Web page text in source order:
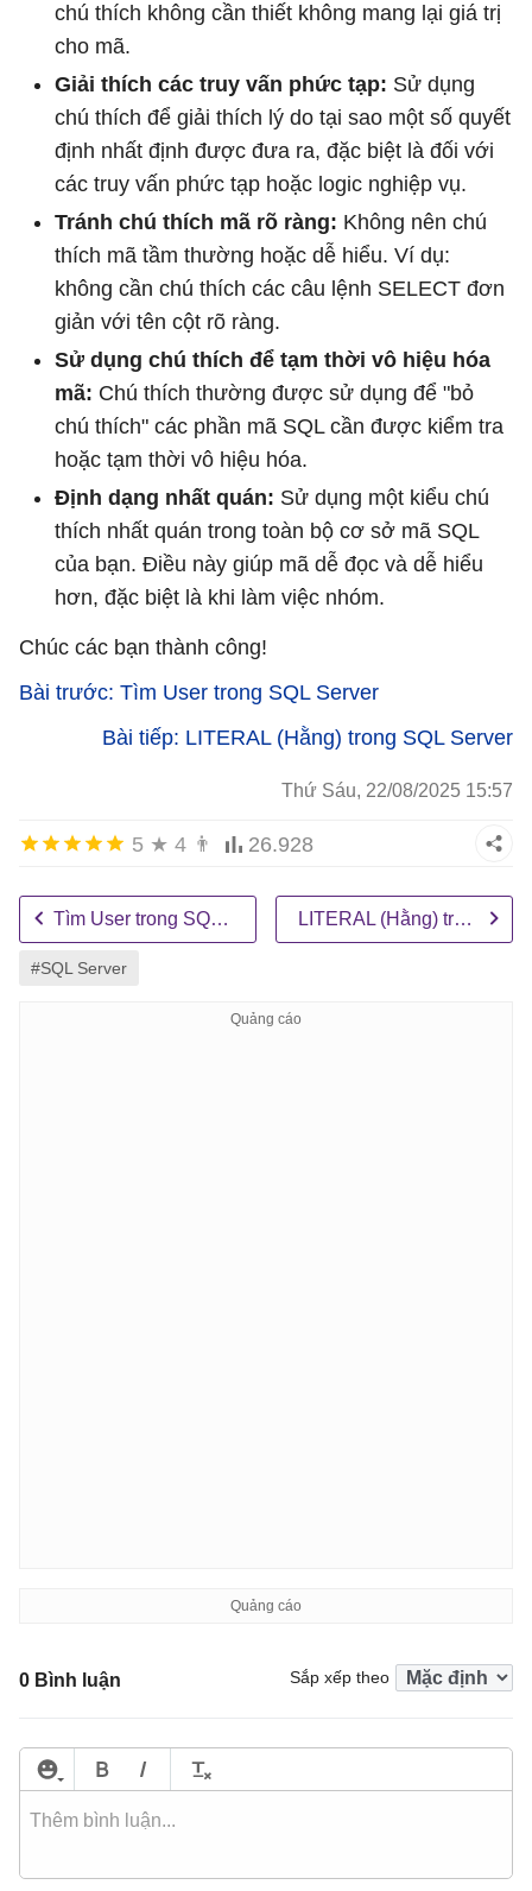
chú thích không cần thiết không mang lại giá trị
cho mã.
Giải thích các truy vấn phức tạp: Sử dụng
chú thích để giải thích lý do tại sao một số quyết
định nhất định được đưa ra, đặc biệt là đối với
các truy vấn phức tạp hoặc logic nghiệp vụ.
Tránh chú thích mã rõ ràng: Không nên chú
thích mã tầm thường hoặc dễ hiểu. Ví dụ:
không cần chú thích các câu lệnh SELECT đơn
giản với tên cột rõ ràng.
Sử dụng chú thích để tạm thời vô hiệu hóa
mã: Chú thích thường được sử dụng để "bỏ
chú thích" các phần mã SQL cần được kiểm tra
hoặc tạm thời vô hiệu hóa.
Định dạng nhất quán: Sử dụng một kiểu chú
thích nhất quán trong toàn bộ cơ sở mã SQL
của bạn. Điều này giúp mã dễ đọc và dễ hiểu
hơn, đặc biệt là khi làm việc nhóm.
Chúc các bạn thành công!
Bài trước: Tìm User trong SQL Server
Bài tiếp: LITERAL (Hằng) trong SQL Server
Thứ Sáu, 22/08/2025 15:57
5 ★ 4 👨 26.928
Tìm User trong SQL Server LITERAL (Hằng) trong SQL Server
#SQL Server
0 Bình luận Sắp xếp theo